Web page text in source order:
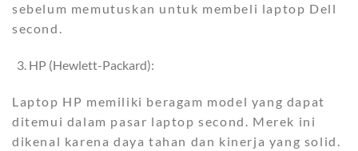
sebelum memutuskan untuk membeli laptop Dell
second.
HP (Hewlett-Packard):
Laptop HP memiliki beragam model yang dapat
ditemui dalam pasar laptop second. Merek ini
dikenal karena daya tahan dan kinerja yang solid.